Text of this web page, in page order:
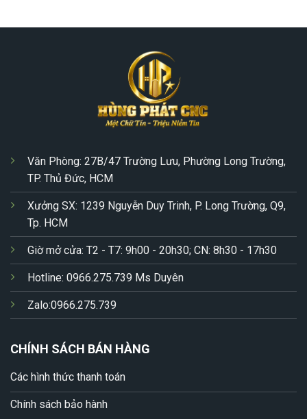
Văn Phòng: 27B/47 Trường Lưu, Phường Long Trường,
TP. Thủ Đức, HCM
Xưởng SX: 1239 Nguyễn Duy Trinh, P. Long Trường, Q9,
Tp. HCM
Giờ mở cửa: T2 - T7: 9h00 - 20h30; CN: 8h30 - 17h30
Hotline: 0966.275.739 Ms Duyên
Zalo:0966.275.739
CHÍNH SÁCH BÁN HÀNG
Các hình thức thanh toán
Chính sách bảo hành